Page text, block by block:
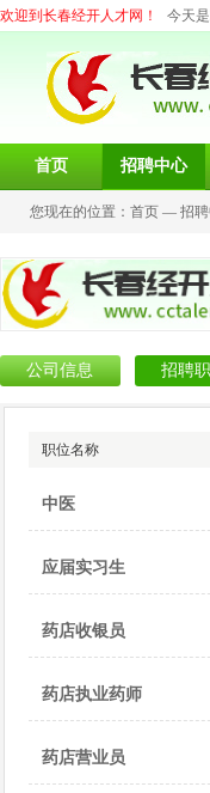
欢迎到长春经开人才网！ 今天
首页 招聘中心
您现在的位置： 首页 — 招
公司信息 招聘
职位名称
中医
应届实习生
药店收银员
药店执业药师
药店营业员